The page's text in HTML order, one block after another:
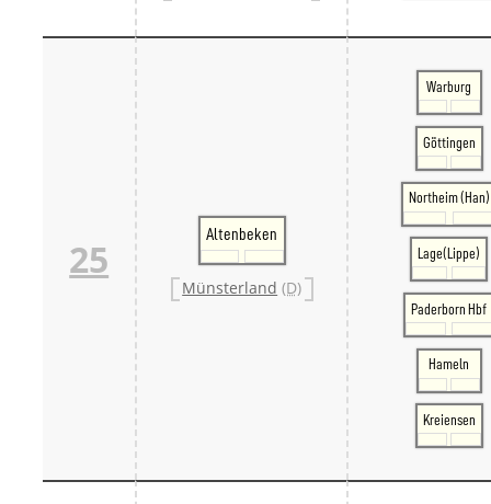
25
Altenbeken
Münsterland (D)
Warburg
Göttingen
Northeim (Han)
Lage(Lippe)
Paderborn Hbf
Hameln
Kreiensen